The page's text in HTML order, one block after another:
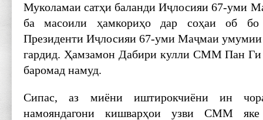
Муколамаи сатҳи баланди Иҷлосияи 67-
ба масоили ҳамкориҳо дар соҳаи об бо
Президенти Иҷлосияи 67-уми Маҷмаи
гардид. Ҳамзамон Дабири кулли СММ Пан
баромад намуд.
Сипас, аз миёни иштирокчиёни ин
намояндагони кишварҳои узви СММ